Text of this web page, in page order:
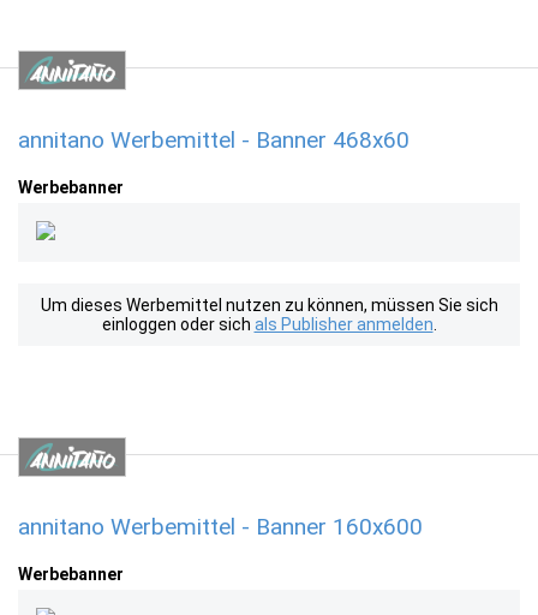
annitano Werbemittel - Banner 468x60
Werbebanner
Um dieses Werbemittel nutzen zu können, müssen Sie sich
einloggen oder sich als Publisher anmelden
annitano Werbemittel - Banner 160x600
Werbebanner